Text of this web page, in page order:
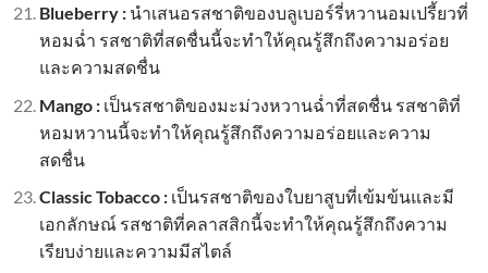
Blueberry : นำเสนอรสชาติของบลูเบอร์รี่หวานอมเปรี้ยวที่
หอมฉ่ำ รสชาติที่สดชื่นนี้จะทำให้คุณรู้สึกถึงความอร่อย
และความสดชื่น
Mango : เป็นรสชาติของมะม่วงหวานฉ่ำที่สดชื่น รสชาติที่
หอมหวานนี้จะทำให้คุณรู้สึกถึงความอร่อยและความ
สดชื่น
Classic Tobacco : เป็นรสชาติของใบยาสูบที่เข้มข้นและมี
เอกลักษณ์ รสชาติที่คลาสสิกนี้จะทำให้คุณรู้สึกถึงความ
เรียบง่ายและความมีสไตล์